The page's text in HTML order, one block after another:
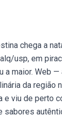
chega a
usp, em
maior. Web
da região
e viu de perto
sabores